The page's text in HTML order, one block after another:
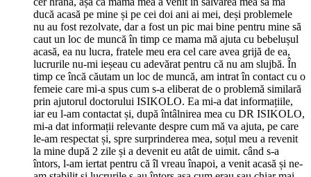
ducă acasă pe mine și pe cei doi ani ai mei, deși problemele
nu au fost rezolvate, dar a fost un pic mai bine pentru mine să
caut un loc de muncă în timp ce mama mă ajuta cu bebelușul
acasă, ea nu lucra, fratele meu era cel care avea grijă de ea,
lucrurile nu-mi ieșeau cu adevărat pentru că nu am slujbă. În
timp ce încă căutam un loc de muncă, am intrat în contact cu o
femeie care mi-a spus cum s-a eliberat de o problemă similară
prin ajutorul doctorului ISIKOLO. Ea mi-a dat informațiile,
iar eu l-am contactat și, după întâlnirea mea cu DR ISIKOLO,
mi-a dat informații relevante despre cum mă va ajuta, pe care
le-am respectat și, spre surprinderea mea, soțul meu a revenit
la mine după 2 zile și a devenit eu atât de uimit. când s-a
întors, l-am iertat pentru că îl vreau înapoi, a venit acasă și ne-